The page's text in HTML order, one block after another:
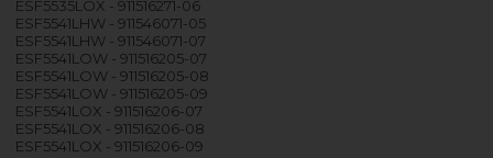
ESF5535LOX - 911516271-06
ESF5541LHW - 911546071-05
ESF5541LHW - 911546071-07
ESF5541LOW - 911516205-07
ESF5541LOW - 911516205-08
ESF5541LOW - 911516205-09
ESF5541LOX - 911516206-07
ESF5541LOX - 911516206-08
ESF5541LOX - 911516206-09